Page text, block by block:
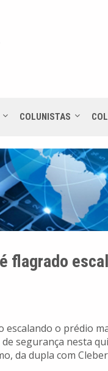
COLUNISTAS
flagrado
o prédio
segurança nesta
da dupla com